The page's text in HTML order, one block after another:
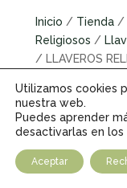
Inicio / Tienda /
Religiosos /
/ LLAVEROS
Llaveros
Utilizamos cookies
nuestra web.
Puedes aprender
desactivarlas en los
Aceptar